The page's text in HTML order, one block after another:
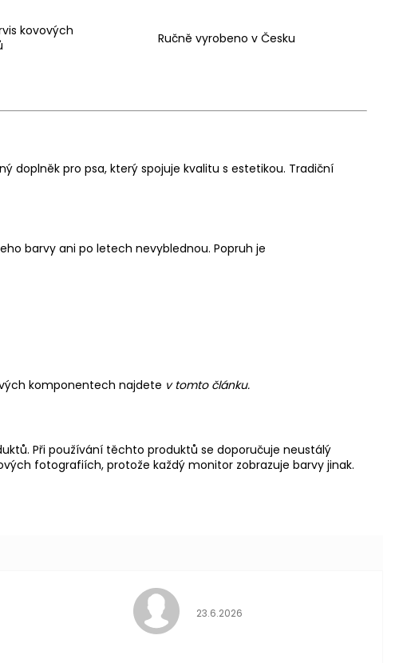
kovových
Ručně vyrobeno v Česku
doplněk pro psa, který spojuje kvalitu s estetikou. Tradiční
barvy ani po letech nevyblednou. Popruh je
komponentech najdete v tomto článku.
Při používání těchto produktů se doporučuje neustálý
fotografiích, protože každý monitor zobrazuje barvy jinak.
5 hvězdiček.
obchodu je 5 z 5
Hodnocení
23.6.2026